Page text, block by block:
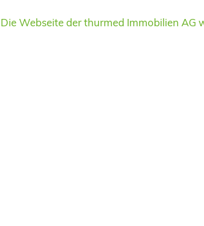
Die Webseite der thurmed Immobilien AG